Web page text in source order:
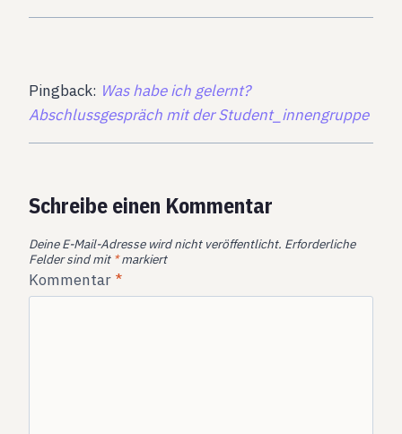
Pingback: Was habe ich gelernt?
Abschlussgespräch mit der Student_innengruppe
Schreibe einen Kommentar
Deine E-Mail-Adresse wird nicht veröffentlicht. Erforderliche
Felder sind mit *markiert
Kommentar *